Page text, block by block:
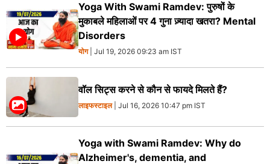
Yoga With Swami Ramdev: पुरुषों के
मुकाबले महिलाओं पर 4 गुना ज़्यादा खतरा? Mental
Disorders
योग| Jul 19, 2026 09:23 am IST
वॉल सिट्स करने से कौन से फायदे मिलते हैं?
लाइफस्टाइल| Jul 16, 2026 10:47 pm IST
Yoga with Swami Ramdev: Why do
Alzheimer's, dementia, and